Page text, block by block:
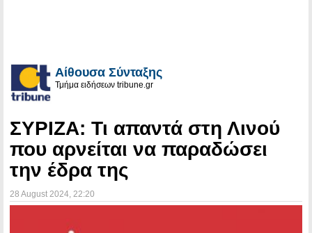
Αίθουσα Σύνταξης
Τμήμα ειδήσεων tribune.gr
ΣΥΡΙΖΑ: Τι απαντά στη Λινού
που αρνείται να παραδώσει
την έδρα της
28 August 2024 , 22:20